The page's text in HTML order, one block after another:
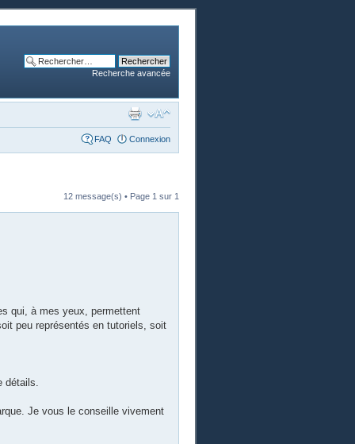
Recherche avancée
FAQ Connexion
12 message(s) • Page 1 sur 1
qui, à mes yeux, permettent
peu représentés en tutoriels, soit
détails.
Je vous le conseille vivement